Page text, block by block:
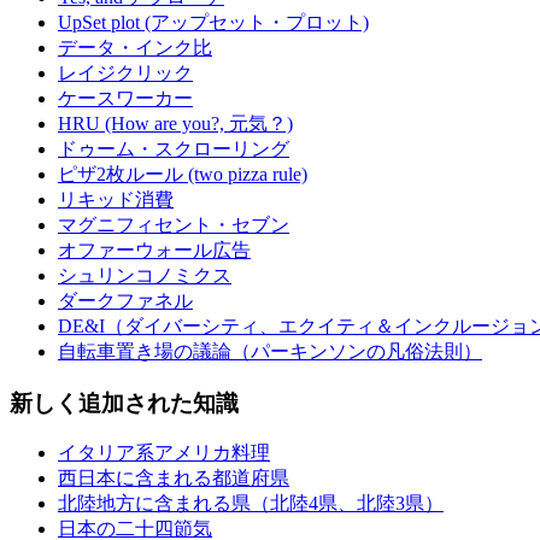
UpSet plot (アップセット・プロット)
データ・インク比
レイジクリック
ケースワーカー
HRU (How are you?, 元気？)
ドゥーム・スクローリング
ピザ2枚ルール (two pizza rule)
リキッド消費
マグニフィセント・セブン
オファーウォール広告
シュリンコノミクス
ダークファネル
DE&I（ダイバーシティ、エクイティ＆インクルージョ
自転車置き場の議論（パーキンソンの凡俗法則）
新しく追加された知識
イタリア系アメリカ料理
西日本に含まれる都道府県
北陸地方に含まれる県（北陸4県、北陸3県）
日本の二十四節気